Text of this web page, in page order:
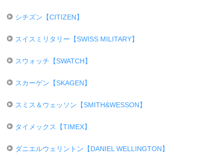
シチズン【CITIZEN】
スイスミリタリー【SWISS MILITARY】
スウォッチ【SWATCH】
スカーゲン【SKAGEN】
スミス＆ウェッソン【SMITH&WESSON】
タイメックス【TIMEX】
ダニエルウェリントン【DANIEL WELLINGTON】